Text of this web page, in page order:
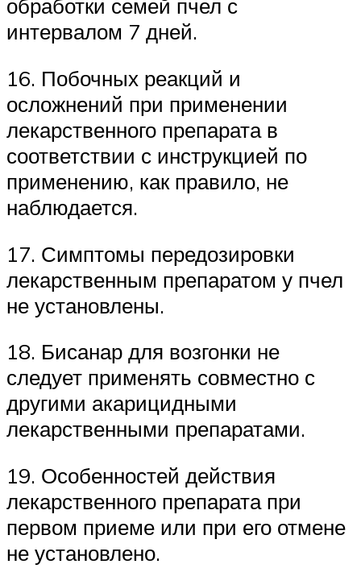
обработки семей пчел с
интервалом 7 дней.
16. Побочных реакций и
осложнений при применении
лекарственного препарата в
соответствии с инструкцией по
применению, как правило, не
наблюдается.
17. Симптомы передозировки
лекарственным препаратом у пчел
не установлены.
18. Бисанар для возгонки не
следует применять совместно с
другими акарицидными
лекарственными препаратами.
19. Особенностей действия
лекарственного препарата при
первом приеме или при его отмене
не установлено.